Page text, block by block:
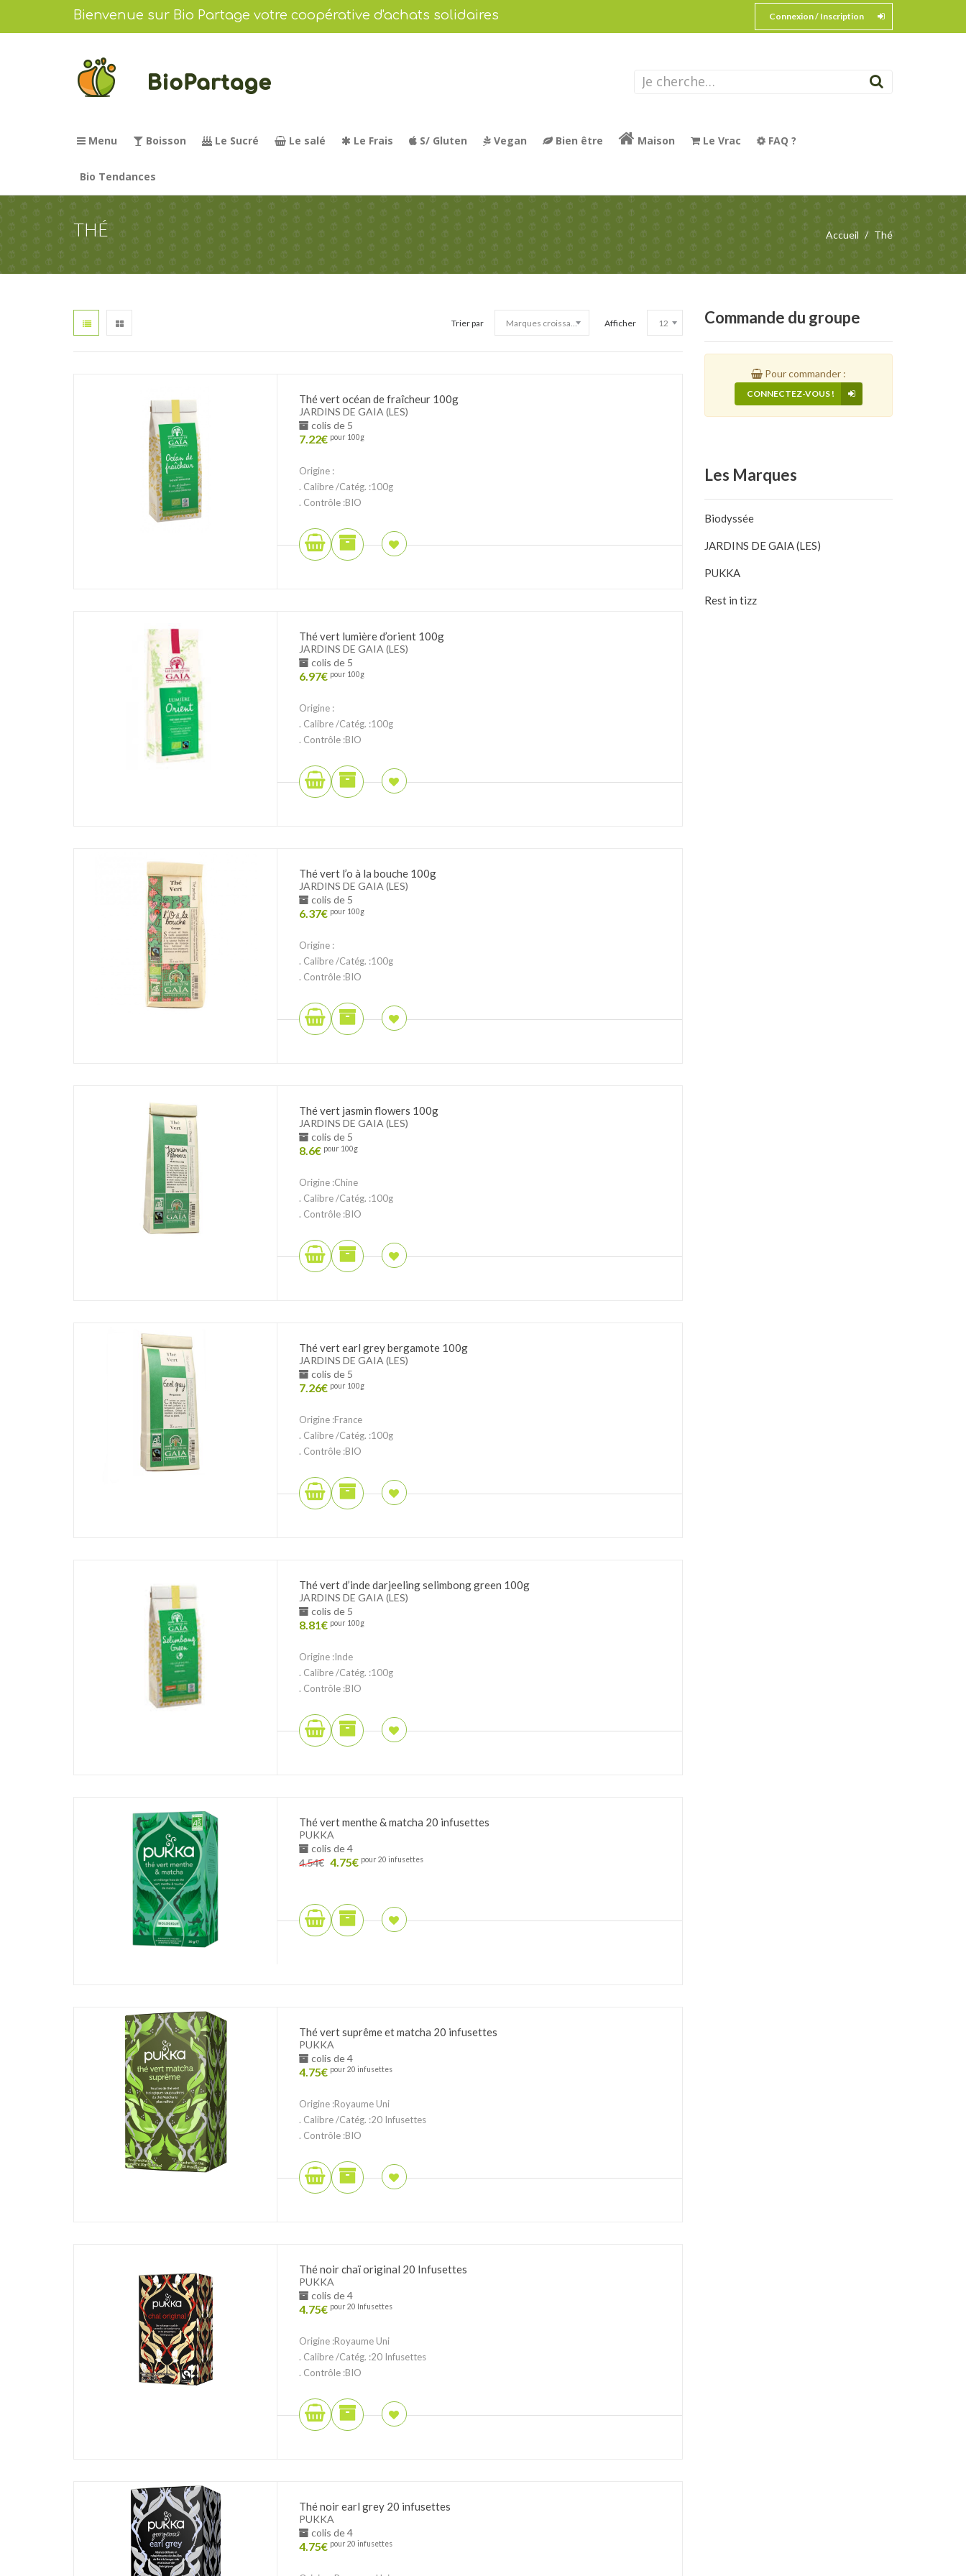
Bienvenue sur Bio Partage votre coopérative d'achats solidaires Connexion / Inscription
Menu Boisson Le Sucré Le salé Le Frais S/ Gluten Vegan Bien être Maison Le Vrac FAQ ?
Bio Tendances
THÉ Accueil Thé
Trier par Afficher
Thé vert océan de fraîcheur 100g
JARDINS DE GAIA (LES)
colis de 5
7.22€ pour 100g
Origine :
. Calibre /Catég. :100g
. Contrôle :BIO
Thé vert lumière d’orient 100g
JARDINS DE GAIA (LES)
colis de 5
6.97€ pour 100g
Origine :
. Calibre /Catég. :100g
. Contrôle :BIO
Thé vert l’o à la bouche 100g
JARDINS DE GAIA (LES)
colis de 5
6.37€ pour 100g
Origine :
. Calibre /Catég. :100g
. Contrôle :BIO
Thé vert jasmin flowers 100g
JARDINS DE GAIA (LES)
colis de 5
8.6€ pour 100g
Origine :Chine
. Calibre /Catég. :100g
. Contrôle :BIO
Thé vert earl grey bergamote 100g
JARDINS DE GAIA (LES)
colis de 5
7.26€ pour 100g
Origine :France
. Calibre /Catég. :100g
. Contrôle :BIO
Thé vert d’inde darjeeling selimbong green 100g
JARDINS DE GAIA (LES)
colis de 5
8.81€ pour 100g
Origine :Inde
. Calibre /Catég. :100g
. Contrôle :BIO
Thé vert menthe & matcha 20 infusettes
PUKKA
colis de 4
4.54€ 4.75€ pour 20 infusettes
Thé vert suprême et matcha 20 infusettes
PUKKA
colis de 4
4.75€ pour 20 infusettes
Origine :Royaume Uni
. Calibre /Catég. :20 Infusettes
. Contrôle :BIO
Thé noir chaï original 20 Infusettes
PUKKA
colis de 4
4.75€ pour 20 Infusettes
Origine :Royaume Uni
. Calibre /Catég. :20 Infusettes
. Contrôle :BIO
Thé noir earl grey 20 infusettes
PUKKA
colis de 4
4.75€ pour 20 infusettes
Commande du groupe
Pour commander :
CONNECTEZ-VOUS !
Les Marques
Biodyssée
JARDINS DE GAIA (LES)
PUKKA
Rest in tizz